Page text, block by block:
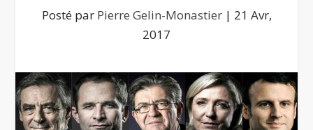
Posté par Pierre Gelin-Monastier| 21 Avr,
2017